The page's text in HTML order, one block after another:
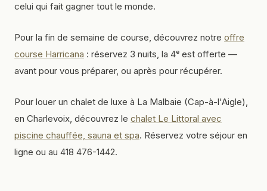
celui qui fait gagner tout le monde.
Pour la fin de semaine de course, découvrez notre offre
course Harricana : réservez 3 nuits, la 4ᵉ est offerte —
avant pour vous préparer, ou après pour récupérer.
Pour louer un chalet de luxe à La Malbaie (Cap-à-l'Aigle),
en Charlevoix, découvrez le chalet Le Littoral avec
piscine chauffée, sauna et spa. Réservez votre séjour en
ligne ou au 418 476-1442.